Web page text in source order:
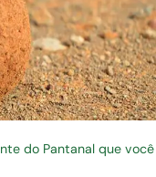
do Pantanal que você